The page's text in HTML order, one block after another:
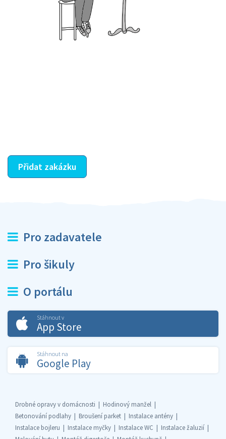
Přidat zakázku
Pro zadavatele
Pro šikuly
O portálu
Stáhnout v
App Store
Stáhnout na
Google Play
Drobné opravy v domácnosti
Hodinový manžel
Betonování podlahy
Broušení parket
Instalace antény
Instalace bojleru
Instalace myčky Instalace WC
Instalace žaluzií